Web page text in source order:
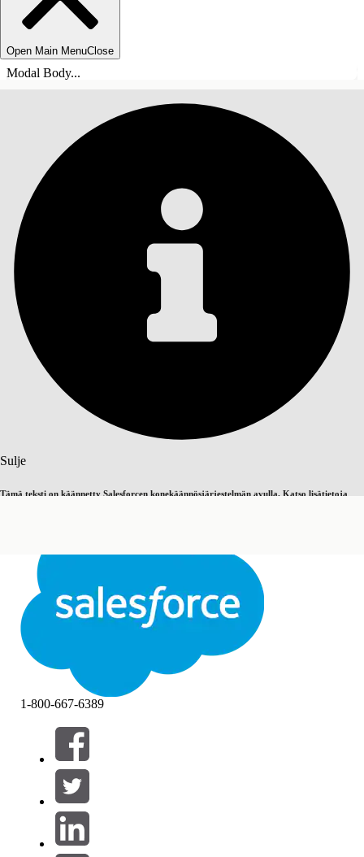
Open Main MenuClose
Modal Body...
Sulje
Tämä teksti on käännetty Salesforcen konekäännösjärjestelmän avulla. Katso lisätietoja
Sulje
SISÄLLYSLUETTELO
Suodatusperuste (0)
VALITSE SUODATTIMET
Tuotealue
1-800-667-6389